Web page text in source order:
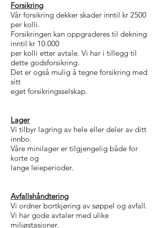
Forsikring
Vår forsikring dekker skader inntil kr 2500
per kolli.
Forsikringen kan oppgraderes til dekning
inntil kr 10.000
per kolli etter avtale. Vi har i tillegg til
dette godsforsikring.
Det er også mulig å tegne forsikring med
sitt
eget forsikringsselskap.
Lager
Vi tilbyr lagring av hele eller deler av ditt
innbo.
Våre minilager er tilgjengelig både for
korte og
lange leieperioder.
Avfallshåndtering
Vi ordner bortkjøring av søppel og avfall.
Vi har gode avtaler med ulike
miljøstasjoner.